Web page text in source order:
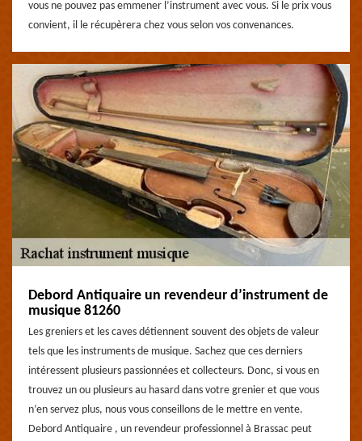
vous ne pouvez pas emmener l’instrument avec vous. Si le prix vous
convient, il le récupèrera chez vous selon vos convenances.
Debord Antiquaire un revendeur d’instrument de
musique 81260
Les greniers et les caves détiennent souvent des objets de valeur
tels que les instruments de musique. Sachez que ces derniers
intéressent plusieurs passionnées et collecteurs. Donc, si vous en
trouvez un ou plusieurs au hasard dans votre grenier et que vous
n’en servez plus, nous vous conseillons de le mettre en vente.
Debord Antiquaire , un revendeur professionnel à Brassac peut